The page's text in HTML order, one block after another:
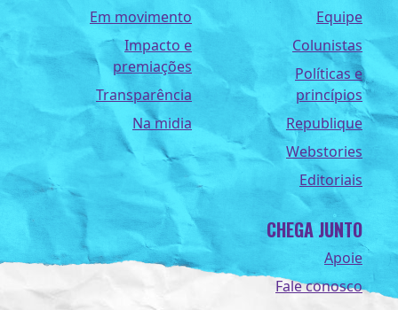
Em movimento
Impacto e
premiações
Transparência
Na midia
Equipe
Colunistas
Políticas e
princípios
Republique
Webstories
Editoriais
CHEGA JUNTO
Apoie
Fale conosco